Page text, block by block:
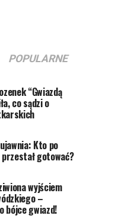
POPULARNE
“Gwiazdą
co sądzi o
Kto po
gotować?
wyjściem
–
bójce gwiazd!